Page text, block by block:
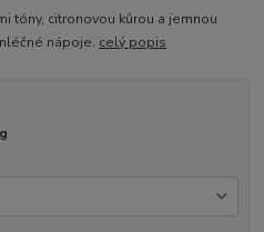
tóny, citronovou kůrou a jemnou
nápoje. celý popis